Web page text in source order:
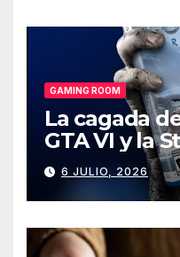
GAMING ROOM
La cagada
GTA VI y la
Gaming
6 JULIO, 2026